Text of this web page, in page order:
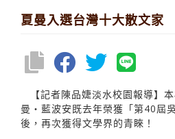
夏曼入選台灣十大散文家
【記者陳品婕淡水校園報導】
曼‧藍波安既去年榮獲「第40屆
後，再次獲得文學界的青睞！